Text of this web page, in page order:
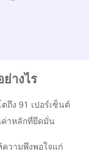
างไร
ถึง 91 เปอร์เซ็นต์
าหลักที่ยึดมั่น
ความพึงพอใจแก่